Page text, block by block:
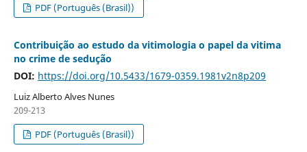
PDF (Português (Brasil))
Contribuição ao estudo da vitimologia o papel da vitima
no crime de sedução
DOI: https://doi.org/10.5433/1679-0359.1981v2n8p209
Luiz Alberto Alves Nunes
209-213
PDF (Português (Brasil))